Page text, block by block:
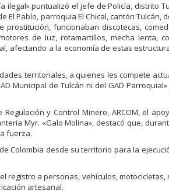
puntualizó el jefe de Policía, distrito
Pablo, parroquia El Chical, cantón Tulcán,
funcionaban discotecas,
de luz, rotamartillos, mecha lenta,
afectando a la economía de estas
territoriales, a quienes les compete
Municipal de Tulcán ni del GAD
y Control Minero, ARCOM, el
Myr. «Galo Molina», destacó que,
fuerza.
Colombia desde su territorio para la
registro a personas, vehículos, motocicletas,
artesanal.